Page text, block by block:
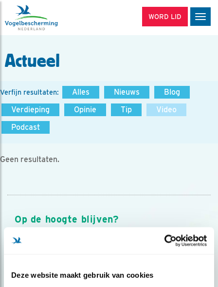
Deze website maakt gebruik van cookies
WORD LID
Actueel
Verfijn resultaten: Alles Nieuws
Blog
Verdieping
Opinie Tip
Video
Podcast
Geen resultaten.
Op de hoogte blijven?
Meld je aan en ontvang nieuws, inspiratie, acties en tips
over vogels en activiteiten van Vogelbescherming.